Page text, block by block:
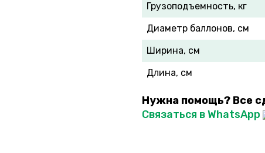
Грузоподъемность, кг
Диаметр баллонов, см
Ширина, см
Длина, см
Нужна помощь? Все
Связаться в WhatsApp